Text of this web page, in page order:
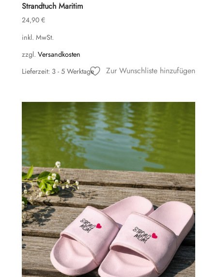
Strandtuch Maritim
24,90 €
inkl. MwSt.
zzgl. Versandkosten
Lieferzeit: 3 - 5 Werktage Zur Wunschliste hinzufügen